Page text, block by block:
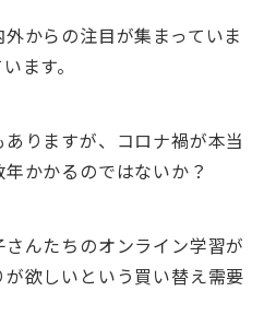
からの注目が集まっていま
ます。
りますが、コロナ禍が本当
かかるのではないか？
んたちのオンライン学習が
欲しいという買い替え需要